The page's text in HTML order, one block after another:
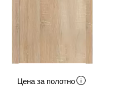
Цена за полотно